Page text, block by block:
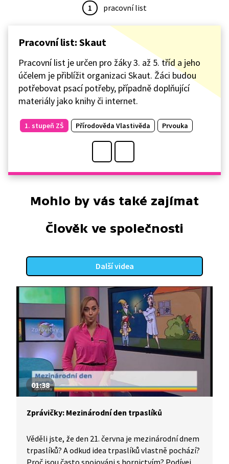
1 pracovní list
Pracovní list: Skaut
Pracovní list je určen pro žáky 3. až 5. tříd a jeho
účelem je přiblížit organizaci Skaut. Žáci budou
potřebovat psací potřeby, případně doplňující
materiály jako knihy či internet.
1. stupeň ZŠ Přírodověda Vlastivěda Prvouka
Mohlo by vás také zajímat
Člověk ve společnosti
Další videa
01:38
Zprávičky: Mezinárodní den trpaslíků
Věděli jste, že den 21. června je mezinárodní dnem
trpaslíků? A odkud idea trpaslíků vlastně pochází?
Proč jsou často spojováni s hornictvím? Podívejte